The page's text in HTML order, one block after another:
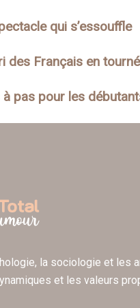
qui s’essouffle
des Français en
pas pour les
la sociologie et les
et les valeurs